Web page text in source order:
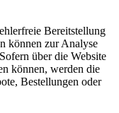
Bereitstellung
können zur Analyse
über die Website
können, werden die
Bestellungen oder